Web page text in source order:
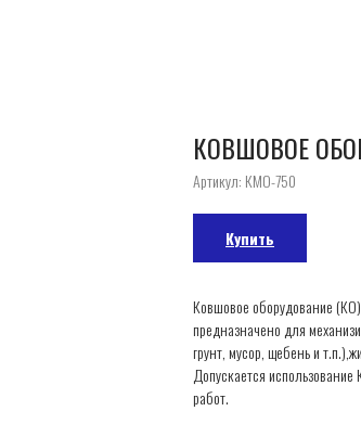
КОВШОВОЕ
Артикул: КМО-750
Купить
Ковшовое оборудование
предназначено для
грунт, мусор, щебень и
Допускается
работ.